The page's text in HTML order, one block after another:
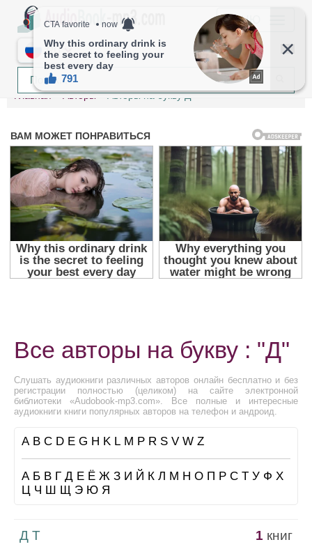
МЕНЮ
RU
Главная Авторы Авторы на букву Д
Все авторы на букву : "Д"
Слушать аудиокниги различных авторов онлайн бесплатно и без
регистрации полностью (целиком) на сайте электронной
библиотеки «Audobook-mp3.com». Все полные и интересные
аудиокниги книги популярных авторов на телефон и андроид.
A B C D E G H K L M P R S V W Z
А Б В Г Д Е Ё Ж З И Й К Л М Н О П Р С Т У Ф Х
Ц Ч Ш Щ Э Ю Я
Д Т 1 книг